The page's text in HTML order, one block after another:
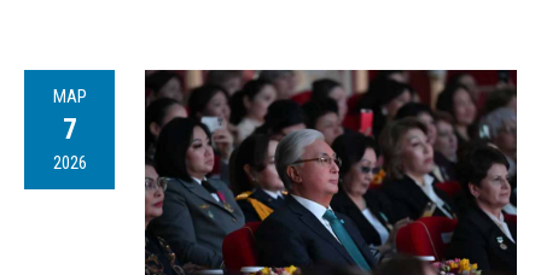
МАР
7
2026